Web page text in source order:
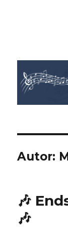
Autor:
🎶
🎶